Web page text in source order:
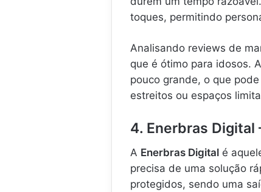
toques, permitindo
Analisando reviews de
que é ótimo para idosos.
pouco grande, o que
estreitos ou espaços
4. Enerbras Digital
A Enerbras Digital é
precisa de uma solução
protegidos, sendo uma